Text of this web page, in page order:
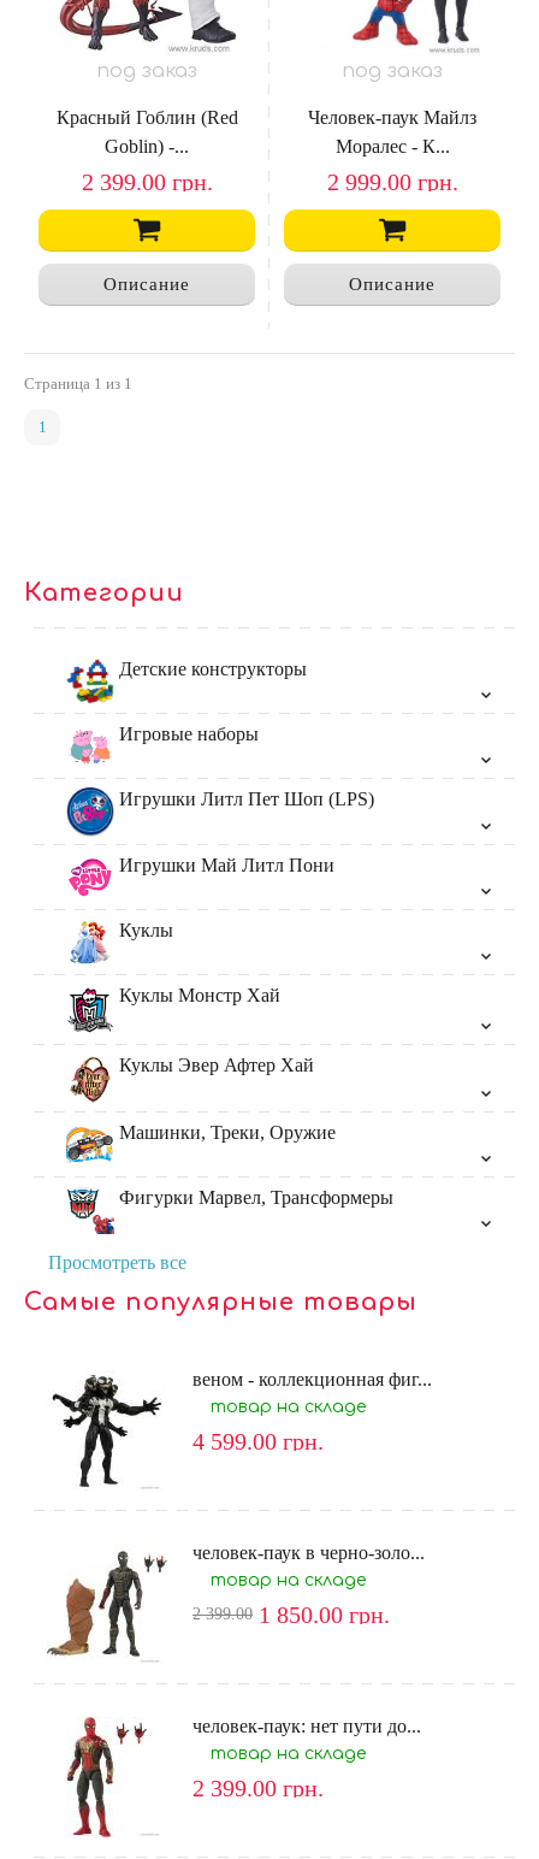
под заказ
Красный Гоблин (Red
Goblin) -...
2 399.00 грн.
Описание
под заказ
Человек-паук Майлз
Моралес - К...
2 999.00 грн.
Описание
Страница 1 из 1
1
Категории
Детские конструкторы
Игровые наборы
Игрушки Литл Пет Шоп (LPS)
Игрушки Май Литл Пони
Куклы
Куклы Монстр Хай
Куклы Эвер Афтер Хай
Машинки, Треки, Оружие
Фигурки Марвел, Трансформеры
Просмотреть все
Самые популярные товары
веном - коллекционная фиг...
товар на складе
4 599.00 грн.
человек-паук в черно-золо...
товар на складе
2 399.00 1 850.00 грн.
человек-паук: нет пути до...
товар на складе
2 399.00 грн.